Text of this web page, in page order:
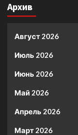
Архив
Август 2026
Июль 2026
Июнь 2026
Май 2026
Апрель 2026
Март 2026